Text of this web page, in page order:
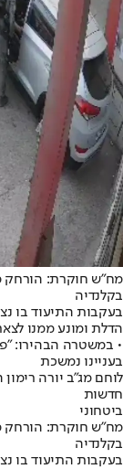
מח"ש חוקרת: הורחק
בקלנדיה
בעקבות התיעוד בו
• במשטרה הבהירו:
בעניינו נמשכת
לוחם מג"ב יורה
חדשות
ביטחוני
מח"ש חוקרת: הורחק
בקלנדיה
בעקבות התיעוד בו